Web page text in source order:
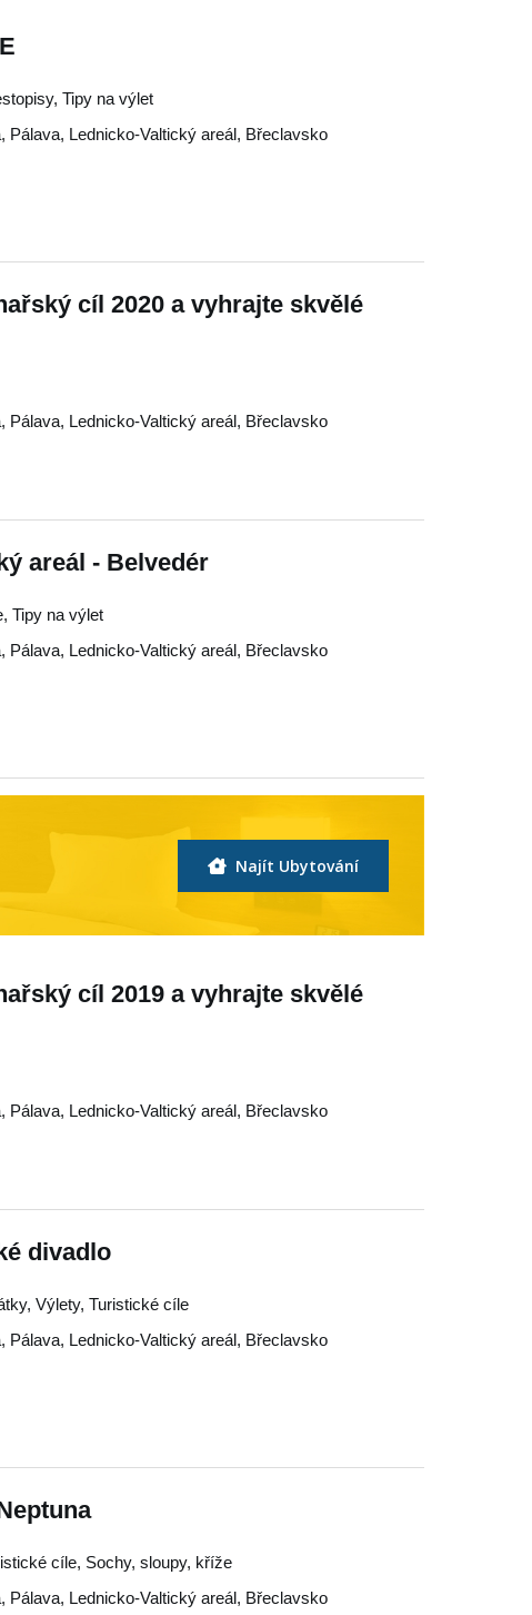
Tipy na výlet
, Pálava, Lednicko-Valtický areál, Břeclavsko
cíl 2020 a vyhrajte skvělé
, Pálava, Lednicko-Valtický areál, Břeclavsko
areál - Belvedér
Tipy na výlet
, Pálava, Lednicko-Valtický areál, Břeclavsko
Najít Ubytování
cíl 2019 a vyhrajte skvělé
, Pálava, Lednicko-Valtický areál, Břeclavsko
divadlo
Výlety, Turistické cíle
, Pálava, Lednicko-Valtický areál, Břeclavsko
cíle, Sochy, sloupy, kříže
, Pálava, Lednicko-Valtický areál, Břeclavsko